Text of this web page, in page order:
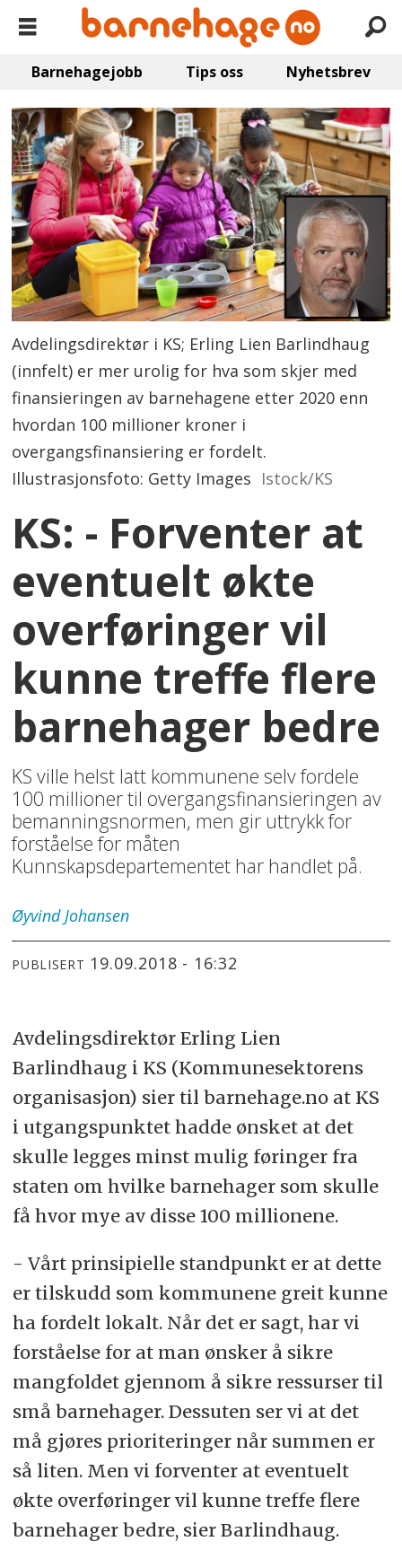
Barnehagejobb Tips oss Nyhetsbrev
Avdelingsdirektør i KS; Erling Lien Barlindhaug
(innfelt) er mer urolig for hva som skjer med
finansieringen av barnehagene etter 2020 enn
hvordan 100 millioner kroner i
overgangsfinansiering er fordelt.
Illustrasjonsfoto: Getty Images Istock/KS
KS: - Forventer at
eventuelt økte
overføringer vil
kunne treffe flere
barnehager bedre
KS ville helst latt kommunene selv fordele
100 millioner til overgangsfinansieringen av
bemanningsnormen, men gir uttrykk for
forståelse for måten
Kunnskapsdepartementet har handlet på.
Øyvind Johansen
PUBLISERT 19.09.2018 - 16:32
Avdelingsdirektør Erling Lien
Barlindhaug i KS (Kommunesektorens
organisasjon) sier til barnehage.no at KS
i utgangspunktet hadde ønsket at det
skulle legges minst mulig føringer fra
staten om hvilke barnehager som skulle
få hvor mye av disse 100 millionene.
- Vårt prinsipielle standpunkt er at dette
er tilskudd som kommunene greit kunne
ha fordelt lokalt. Når det er sagt, har vi
forståelse for at man ønsker å sikre
mangfoldet gjennom å sikre ressurser til
små barnehager. Dessuten ser vi at det
må gjøres prioriteringer når summen er
så liten. Men vi forventer at eventuelt
økte overføringer vil kunne treffe flere
barnehager bedre, sier Barlindhaug.